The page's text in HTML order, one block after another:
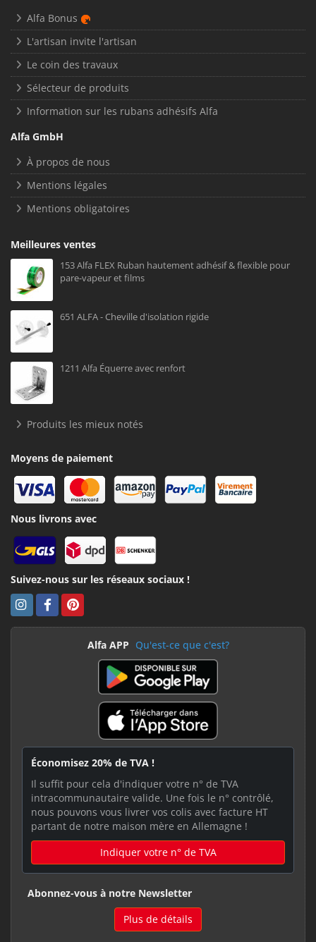
Alfa Bonus
L'artisan invite l'artisan
Le coin des travaux
Sélecteur de produits
Information sur les rubans adhésifs Alfa
Alfa GmbH
À propos de nous
Mentions légales
Mentions obligatoires
Meilleures ventes
153 Alfa FLEX Ruban hautement adhésif & flexible pour
pare-vapeur et films
651 ALFA - Cheville d'isolation rigide
1211 Alfa Équerre avec renfort
Produits les mieux notés
Moyens de paiement
Nous livrons avec
Suivez-nous sur les réseaux sociaux !
Alfa APP Qu'est-ce que c'est?
Économisez 20% de TVA !
Il suffit pour cela d'indiquer votre n° de TVA
intracommunautaire valide. Une fois le n° contrôlé,
nous pouvons vous livrer vos colis avec facture HT
partant de notre maison mère en Allemagne !
Indiquer votre n° de TVA
Abonnez-vous à notre Newsletter
Plus de détails